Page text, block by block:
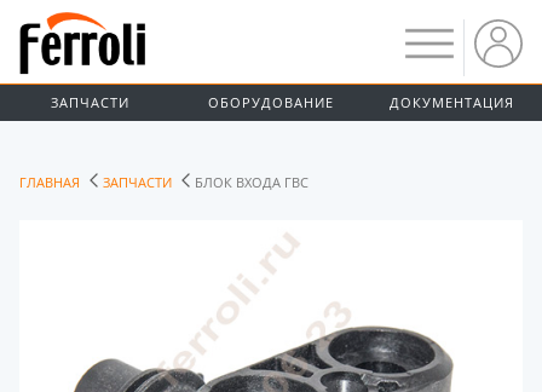
ЗАПЧАСТИ ОБОРУДОВАНИЕ ДОКУМЕНТАЦИЯ
ГЛАВНАЯ ЗАПЧАСТИ БЛОК ВХОДА ГВС